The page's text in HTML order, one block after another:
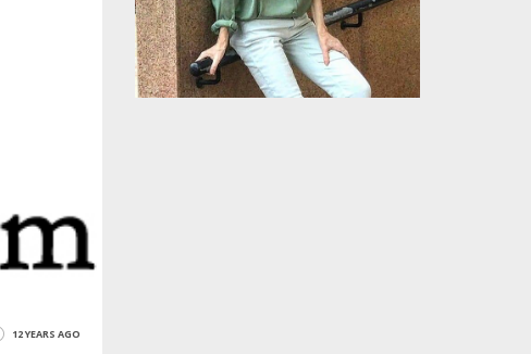
12 YEARS AGO